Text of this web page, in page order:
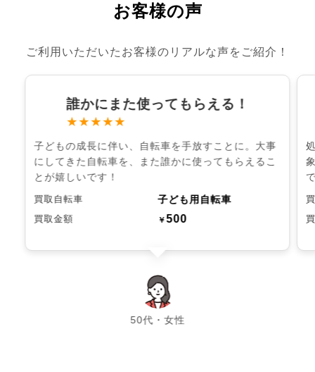
お客様の声
ご利用いただいたお客様のリアルな声をご紹介！
誰かにまた使ってもらえる！
★★★★★
子どもの成長に伴い、自転車を手放すことに。大事
にしてきた自転車を、また誰かに使ってもらえるこ
とが嬉しいです！
買取自転車 子ども用自転車
買取金額 ￥500
50代・女性
chevron_left chevron_right